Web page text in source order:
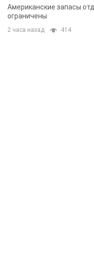
Американские запасы
ограничены
2 часа назад 414